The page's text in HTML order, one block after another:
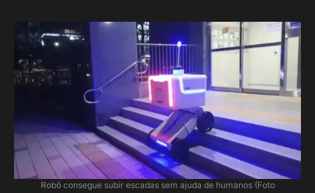
Robô consegue subir escadas sem ajuda de humanos (Foto